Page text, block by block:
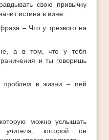
свою привычку
истина в вине.
– Что у трезвого на
а в том, что у тебя
и ты говоришь
проблем в жизни – пей
можно услышать
учителя, которой он